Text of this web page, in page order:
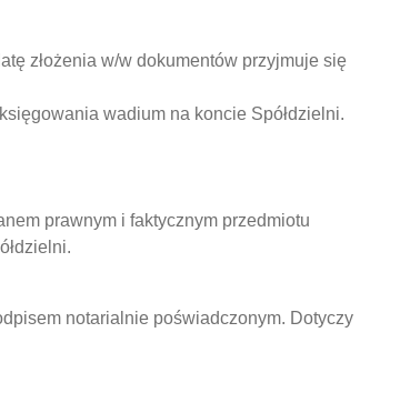
złożenia w/w dokumentów przyjmuje się
wadium na koncie Spółdzielni.
prawnym i faktycznym przedmiotu
notarialnie poświadczonym. Dotyczy